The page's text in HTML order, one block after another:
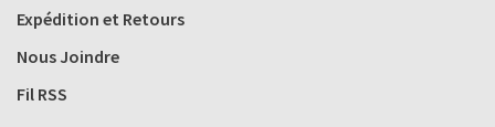
Expédition et Retours
Nous Joindre
Fil RSS